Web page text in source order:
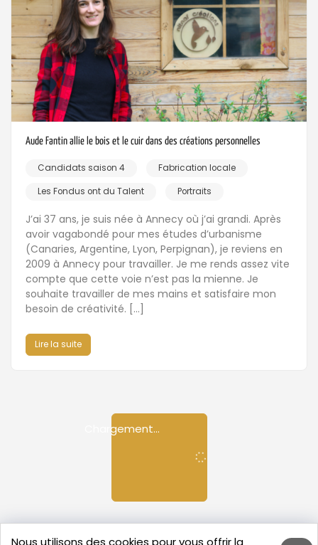
Aude Fantin allie le bois et le cuir dans des créations personnelles
Candidats saison 4 Fabrication locale
Les Fondus ont du Talent Portraits
J’ai 37 ans, je suis née à Annecy où j’ai grandi. Après
avoir vagabondé pour mes études d’urbanisme
(Canaries, Argentine, Lyon, Perpignan), je reviens en
2009 à Annecy pour travailler. Je me rends assez vite
compte que cette voie n’est pas la mienne. Je
souhaite travailler de mes mains et satisfaire mon
besoin de créativité. […]
Lire la suite
Nous utilisons des cookies pour vous offrir la